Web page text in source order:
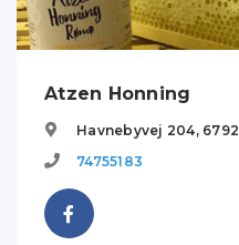
Atzen Honning
Havnebyvej 204, 6792
74755183